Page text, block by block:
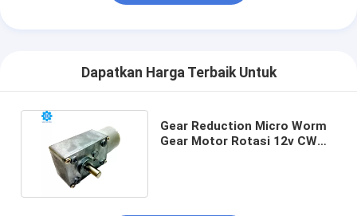
Dapatkan Harga Terbaik Untuk
Gear Reduction Micro Worm
Gear Motor Rotasi 12v CW